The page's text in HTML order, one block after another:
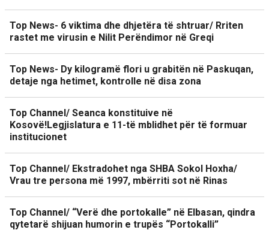
Top News- 6 viktima dhe dhjetëra të shtruar/ Rriten
rastet me virusin e Nilit Perëndimor në Greqi
Top News- Dy kilogramë flori u grabitën në Paskuqan,
detaje nga hetimet, kontrolle në disa zona
Top Channel/ Seanca konstituive në
Kosovë!Legjislatura e 11-të mblidhet për të formuar
institucionet
Top Channel/ Ekstradohet nga SHBA Sokol Hoxha/
Vrau tre persona më 1997, mbërriti sot në Rinas
Top Channel/ “Verë dhe portokalle” në Elbasan, qindra
qytetarë shijuan humorin e trupës “Portokalli”